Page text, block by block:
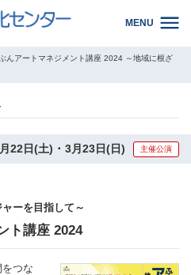
MENU
んアートマネジメント講座 2024 ～地域に根ざ
22日(土) ･ 3月23日(日) 主催公演
ーを目指して～
ト講座 2024
つな